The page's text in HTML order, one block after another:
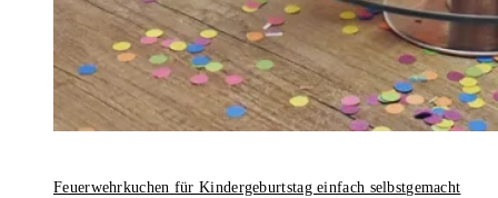
Feuerwehrkuchen für Kindergeburtstag einfach selbstgemacht